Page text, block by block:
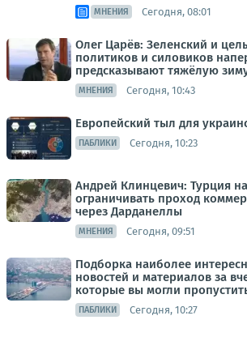
МНЕНИЯ Сегодня, 08:01
Олег Царёв: Зеленский и
политиков и силовиков
предсказывают тяжёлую
МНЕНИЯ Сегодня, 10:43
Европейский тыл для
ПАБЛИКИ Сегодня, 10:23
Андрей Клинцевич: Турция
ограничивать проход
через Дарданеллы
МНЕНИЯ Сегодня, 09:51
Подборка наиболее
новостей и материалов за
которые вы могли
ПАБЛИКИ Сегодня, 10:27